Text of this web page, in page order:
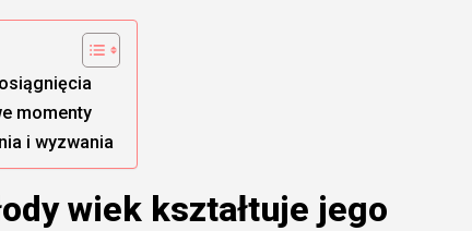
momenty
i wyzwania
wiek kształtuje jego